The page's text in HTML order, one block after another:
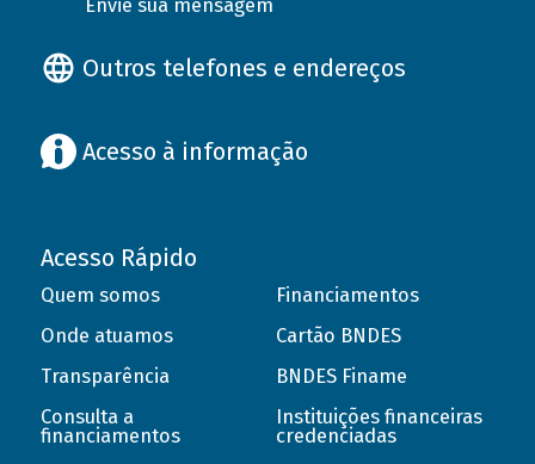
Envie sua mensagem
Outros telefones e endereços
Acesso à informação
Acesso Rápido
Quem somos
Onde atuamos
Transparência
Consulta a
financiamentos
Financiamentos
Cartão BNDES
BNDES Finame
Instituições financeiras
credenciadas